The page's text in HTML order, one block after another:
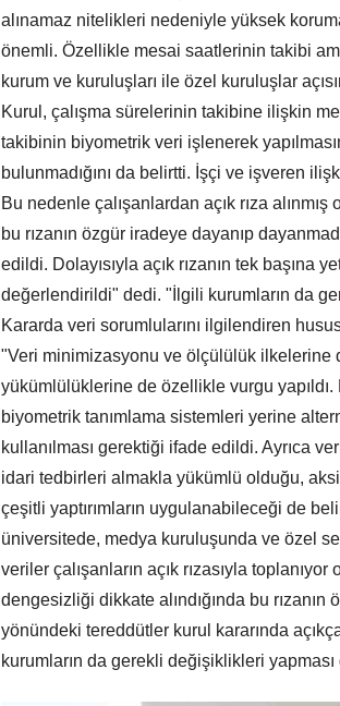
alınamaz nitelikleri nedeniyle yüksek
önemli. Özellikle mesai saatlerinin takibi
kurum ve kuruluşları ile özel kuruluşlar
Kurul, çalışma sürelerinin takibine ilişkin
takibinin biyometrik veri işlenerek
bulunmadığını da belirtti. İşçi ve işveren
Bu nedenle çalışanlardan açık rıza
bu rızanın özgür iradeye dayanıp
edildi. Dolayısıyla açık rızanın tek başına
değerlendirildi" dedi. "İlgili kurumların da
Kararda veri sorumlularını ilgilendiren
"Veri minimizasyonu ve ölçülülük ilkelerine
yükümlülüklerine de özellikle vurgu
biyometrik tanımlama sistemleri yerine
kullanılması gerektiği ifade edildi. Ayrıca
idari tedbirleri almakla yükümlü olduğu,
çeşitli yaptırımların uygulanabileceği de
üniversitede, medya kuruluşunda ve özel
veriler çalışanların açık rızasıyla
dengesizliği dikkate alındığında bu
yönündeki tereddütler kurul kararında
kurumların da gerekli değişiklikleri